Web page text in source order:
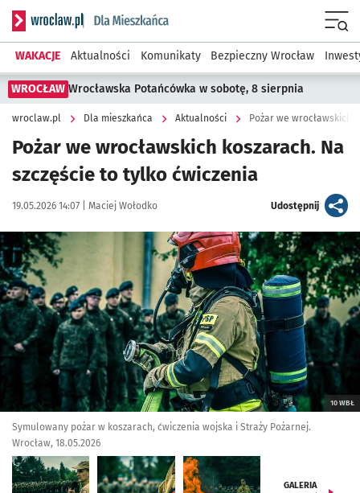
Serwis informacyjny wroclaw.pl podserwis: Dla mieszkańca
WAKACJE Aktualności Komunikaty Bezpieczny Wrocław
WROCŁAW Wrocławska Potańcówka w sobotę, 8 sierpnia
wroclaw.pl Dla mieszkańca Aktualności Pożar we wrocławskich
Pożar we wrocławskich koszarach. Na
szczęście to tylko ćwiczenia
Data publikacji:
19.05.2026 14:07 | Autor:
Maciej Wołodko Udostępnijartykuł
Kliknij, aby zobaczyć galerię
10 WBŁ
Symulowany pożar w koszarach, ćwiczenia wojska i Straży Pożarnej.
Wrocław, 18.05.2026
GALERIA